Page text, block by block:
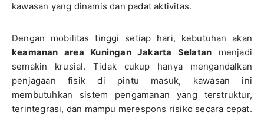
kawasan yang dinamis dan padat aktivitas.
Dengan mobilitas tinggi setiap hari, kebutuhan akan
keamanan area Kuningan Jakarta Selatan menjadi
semakin krusial. Tidak cukup hanya mengandalkan
penjagaan fisik di pintu masuk, kawasan ini
membutuhkan sistem pengamanan yang terstruktur,
terintegrasi, dan mampu merespons risiko secara cepat.